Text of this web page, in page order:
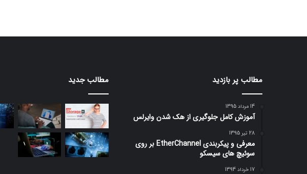
مطالب پر بازدید
14 مرداد 1395
آموزش کامل جلوگیری از هک شدن وایرلس
28 تیر 1395
معرفی و پیکربندی EtherChannel بر روی
سوئیچ های سیسکو
17 خرداد 1394
مطالب جدید